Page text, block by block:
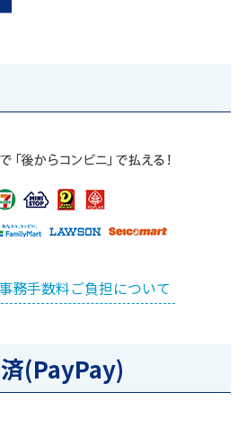
務手数料ご負担について
(PayPay)